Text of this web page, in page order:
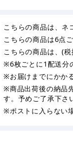
こちらの商品は、ネ
こちらの商品は6点
こちらの商品は、(
※6枚ごとに1配送分
※お届けまでにかか
※商品出荷後の納品
す。予めご了承下さ
※ポストに入らない